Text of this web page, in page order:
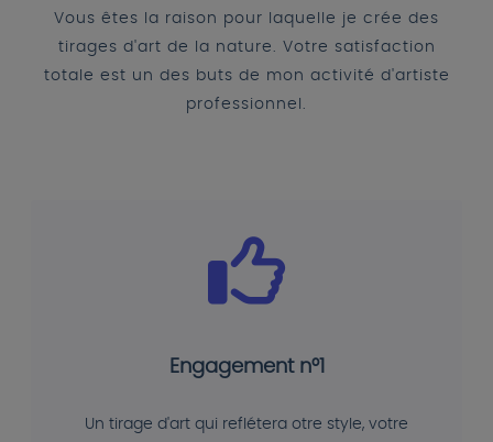
Vous êtes la raison pour laquelle je crée des
tirages d'art de la nature. Votre satisfaction
totale est un des buts de mon activité d'artiste
professionnel.
Engagement n°1
Un tirage d'art qui reflétera otre style, votre